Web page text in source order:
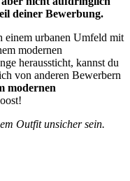
deiner Bewerbung.
einem urbanen Umfeld mit
modernen
heraussticht, kannst du
von anderen Bewerbern
modernen
Outfit unsicher sein.